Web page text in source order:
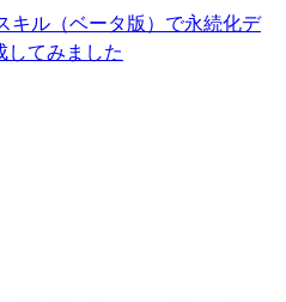
キル（ベータ版）で永続化デ
てみました